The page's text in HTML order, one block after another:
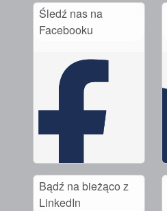
Śledź nas na
Facebooku
Bądź na bieżąco z
LinkedIn